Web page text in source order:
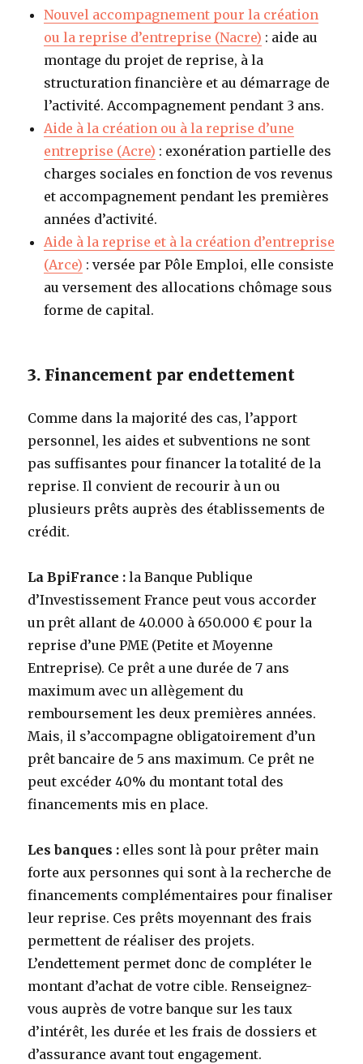
Nouvel accompagnement pour la création
ou la reprise d’entreprise (Nacre) : aide au
montage du projet de reprise, à la
structuration financière et au démarrage de
l’activité. Accompagnement pendant 3 ans.
Aide à la création ou à la reprise d’une
entreprise (Acre) : exonération partielle des
charges sociales en fonction de vos revenus
et accompagnement pendant les premières
années d’activité.
Aide à la reprise et à la création d’entreprise
(Arce) : versée par Pôle Emploi, elle consiste
au versement des allocations chômage sous
forme de capital.
3. Financement par endettement
Comme dans la majorité des cas, l’apport
personnel, les aides et subventions ne sont
pas suffisantes pour financer la totalité de la
reprise. Il convient de recourir à un ou
plusieurs prêts auprès des établissements de
crédit.
La BpiFrance :la Banque Publique
d’Investissement France peut vous accorder
un prêt allant de 40.000 à 650.000 € pour la
reprise d’une PME (Petite et Moyenne
Entreprise). Ce prêt a une durée de 7 ans
maximum avec un allègement du
remboursement les deux premières années.
Mais, il s’accompagne obligatoirement d’un
prêt bancaire de 5 ans maximum. Ce prêt ne
peut excéder 40% du montant total des
financements mis en place.
Les banques : elles sont là pour prêter main
forte aux personnes qui sont à la recherche de
financements complémentaires pour finaliser
leur reprise. Ces prêts moyennant des frais
permettent de réaliser des projets.
L’endettement permet donc de compléter le
montant d’achat de votre cible. Renseignez-
vous auprès de votre banque sur les taux
d’intérêt, les durée et les frais de dossiers et
d’assurance avant tout engagement.